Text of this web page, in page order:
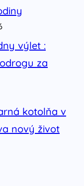
výlet :
za
kotolňa v
nový život